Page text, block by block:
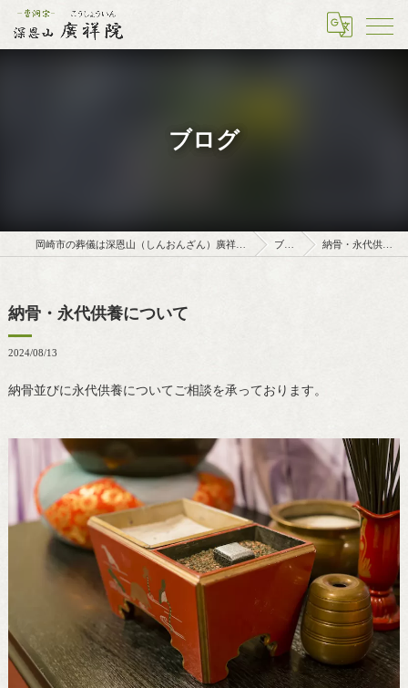
ブログ
岡崎市の葬儀は深恩山（しんおんざん）廣祥院（こうしょういん） ブログ 納骨・永代供養について
納骨・永代供養について
2024/08/13
納骨並びに永代供養についてご相談を承っております。